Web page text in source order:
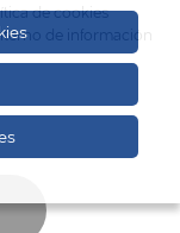
de cookies
de información